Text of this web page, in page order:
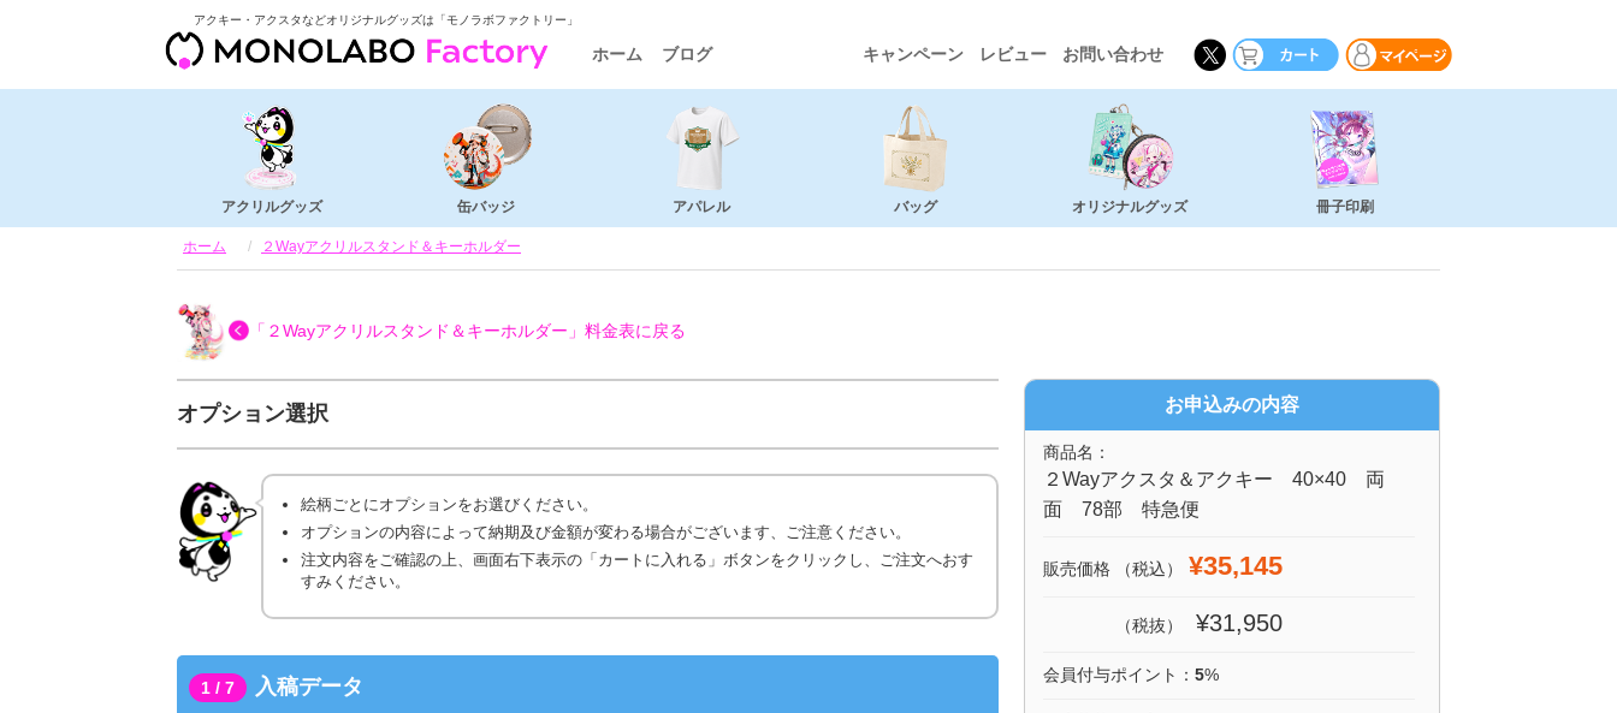
アクキー・アクスタなどオリジナルグッズは「モノラボファクトリー」
ホーム ブログ キャンペーン レビュー お問い合わせ
アクリルグッズ 缶バッジ アパレル バッグ オリジナルグッズ 冊子印刷
ホーム ２Wayアクリルスタンド＆キーホルダー
「２Wayアクリルスタンド＆キーホルダー」 料金表に戻る
オプション選択
絵柄ごとにオプションをお選びください。
オプションの内容によって納期及び金額が変わる場合がございます、ご注意ください。
注文内容をご確認の上、画面右下表示の「カートに入れる」ボタンをクリックし、ご注文へおす
すみください。
1 / 7 入稿データ
お申込みの内容
商品名：
２Wayアクスタ＆アクキー 40×40 両
面 78部 特急便
販売価格 （税込） ¥35,145
（税抜） ¥31,950
会員付与ポイント： 5%